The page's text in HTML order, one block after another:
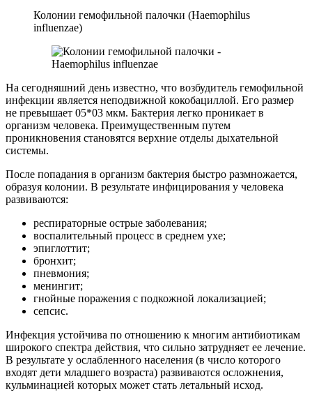
Колонии гемофильной палочки (Haemophilus
influenzae)
На сегодняшний день известно, что возбудитель гемофильной
инфекции является неподвижной кокобациллой. Его размер
не превышает 05*03 мкм. Бактерия легко проникает в
организм человека. Преимущественным путем
проникновения становятся верхние отделы дыхательной
системы.
После попадания в организм бактерия быстро размножается,
образуя колонии. В результате инфицирования у человека
развиваются:
респираторные острые заболевания;
воспалительный процесс в среднем ухе;
эпиглоттит;
бронхит;
пневмония;
менингит;
гнойные поражения с подкожной локализацией;
сепсис.
Инфекция устойчива по отношению к многим антибиотикам
широкого спектра действия, что сильно затрудняет ее лечение.
В результате у ослабленного населения (в число которого
входят дети младшего возраста) развиваются осложнения,
кульминацией которых может стать летальный исход.